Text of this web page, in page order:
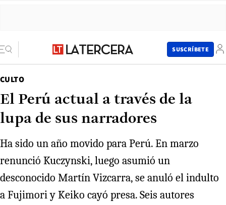
SUSCRÍBETE
CULTO
El Perú actual a través de la
lupa de sus narradores
Ha sido un año movido para Perú. En marzo
renunció Kuczynski, luego asumió un
desconocido Martín Vizcarra, se anuló el indulto
a Fujimori y Keiko cayó presa. Seis autores